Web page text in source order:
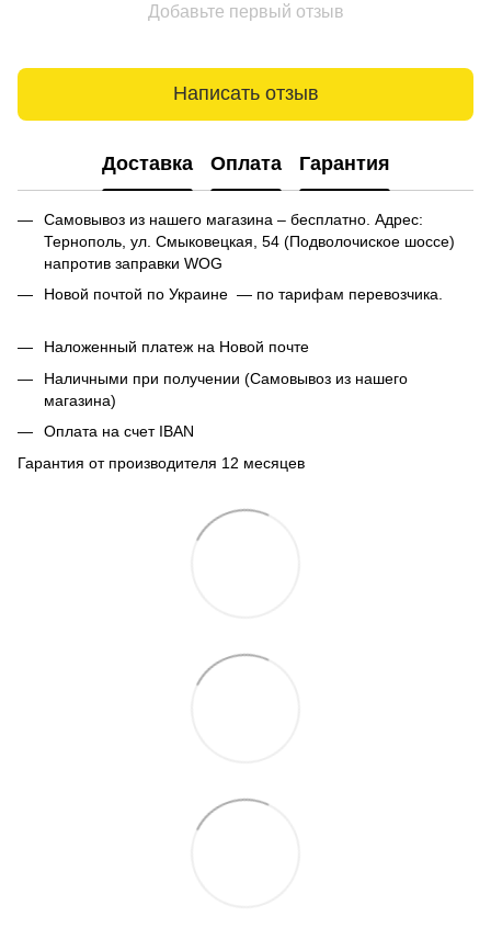
Добавьте первый отзыв
Написать отзыв
Доставка Оплата Гарантия
Самовывоз из нашего магазина – бесплатно. Адрес:
Тернополь, ул. Смыковецкая, 54 (Подволочиское шоссе)
напротив заправки WOG
Новой почтой по Украине — по тарифам перевозчика.
Наложенный платеж на Новой почте
Наличными при получении (Самовывоз из нашего
магазина)
Оплата на счет IBAN
Гарантия от производителя 12 месяцев